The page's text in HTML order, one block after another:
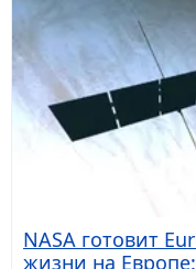
NASA готовит
жизни на